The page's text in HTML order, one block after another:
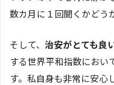
数カ月に１回聞くかどう
そして、 治安がとても良
する世界平和指数におい
す。私自身も非常に安心